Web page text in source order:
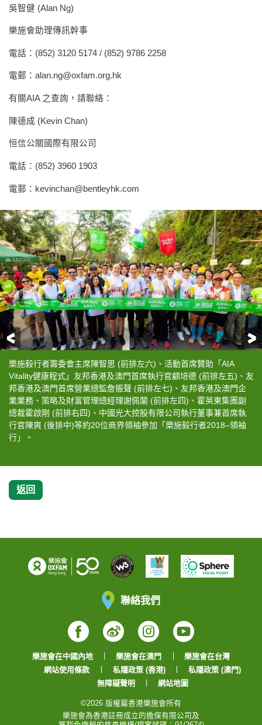
吳智健 (Alan Ng)
樂施會助理傳訊幹事
電話：(852) 3120 5174 / (852) 9786 2258
電郵： alan.ng@oxfam.org.hk
有關AIA 之查詢，請聯絡：
陳德成 (Kevin Chan)
恒信公關國際有限公司
電話：(852) 3960 1903
電郵： kevinchan@bentleyhk.com
前一頁
樂施毅行者籌委會主席陳智思 (前排左六)、活動首席贊助「AIA
Vitality健康程式」友邦香港及澳門首席執行官顧培德 (前排左五)、友
邦香港及澳門首席營業總監詹振聲 (前排左七)、友邦香港及澳門企
業業務、策略及財富管理總經理謝佩蘭 (前排左四)、霍英東集團副
總裁霍啟剛 (前排右四)、中國光大控股有限公司執行董事兼首席執
行官陳爽 (後排中)等約20位商界領袖參加「樂施毅行者2018–領袖
行」。
樂施毅行者籌委會主席陳智思於「樂施毅行者
2018」起步禮上致歡迎辭。
環境局局長黃錦星於「樂施毅行者2018」起步禮上
為參加者打氣。
活動首席贊助「AIA Vitality健康程式」友邦香港
及澳門首席執行官顧培德於「樂施毅行者2018」起
步禮上致辭。
「樂施毅行者2018」約5,200位參加者今早於西貢北
潭涌起步，他們將於48小時內橫越100公里麥理浩徑
及其他接續路段。
「樂施毅行者2018」今早起步，(前排左至右) 樂施
毅行者籌委會主席陳智思、環境局局長黃錦星、活動
首席贊助「AIA Vitality健康程式」友邦香港及澳
門首席執行官顧培德等嘉賓，今早親臨活動起點西貢
北潭涌主持起步禮，為參加者打氣，並一起主持鳴笛
儀式。
由(左至右) HotCha成員張惠雅(Regen)、Super
Girls成員吳嘉熙(Cheronna)、ViuTV藝人黃奕
晨(Dixon)及C AllStar成員陳健安(On仔)組成的
毅行隊「Chord Walker 行走的和弦」於早上11時
正出發！
返回
聯絡我們
Facebook
WeiboInstagram
YouTube
樂施會在中國內地 樂施會在澳門
樂施會在台灣
網站使用條款
私隱政策 (香港)
私隱政策 (澳門)
無障礙聲明
網站地圖
©2026 版權屬香港樂施會所有
樂施會為香港註冊成立的擔保有限公司及